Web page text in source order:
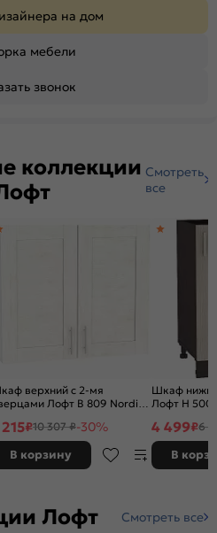
на дом
мебели
звонок
коллекции Смотреть
все
верхний с 2-мя
Лофт В 809 Nordic
₽10 307 ₽-30%
В корзину
Шкаф
Лофт Н 500
4 499₽6
В
Лофт Смотреть все